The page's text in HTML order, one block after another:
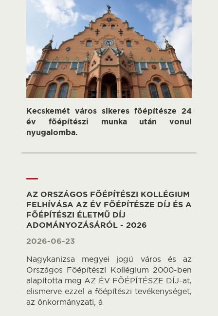
Kecskemét város sikeres főépítésze 24
év főépítészi munka után vonul
nyugalomba.
AZ ORSZÁGOS FŐÉPÍTÉSZI KOLLÉGIUM
FELHÍVÁSA AZ ÉV FŐÉPÍTÉSZE DÍJ ÉS A
FŐÉPÍTÉSZI ÉLETMŰ DÍJ
ADOMÁNYOZÁSÁRÓL - 2026
2026-06-23
Nagykanizsa megyei jogú város és az
Országos Főépítészi Kollégium 2000-ben
alapította meg AZ ÉV FŐÉPÍTÉSZE DÍJ-at,
elismerve ezzel a főépítészi tevékenységet,
az önkormányzati, á